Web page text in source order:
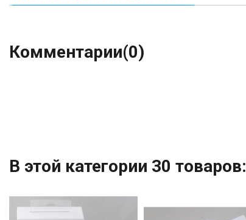
Комментарии(0)
В этой категории 30 товаров: